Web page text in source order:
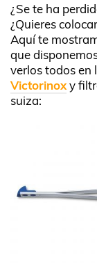
¿Se te ha
¿Quieres
Aquí te
que
verlos todos en
Victorinoxy
suiza: